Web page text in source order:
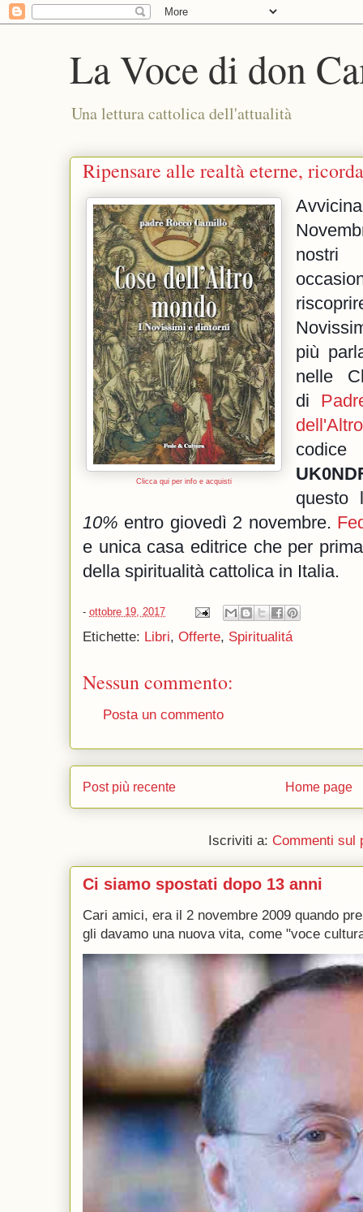
La Voce di don
Una lettura cattolica dell'attualità
Ripensare alle realtà eterne,
Clicca qui per info e acquisti
nostri
più
nelle
di
10% entro giovedì 2 novembre.
e unica casa editrice che per
della spiritualità cattolica in Italia.
- ottobre 19, 2017
Etichette: Libri, Offerte, Spiritualitá
Nessun commento:
Posta un commento
Post più recente Home page
Iscriviti a: Commenti sul
Ci siamo spostati dopo 13 anni
Cari amici, era il 2 novembre 2009 quando
gli davamo una nuova vita, come "voce